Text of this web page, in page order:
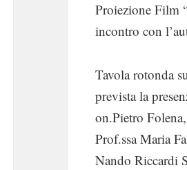
Proiezione Film
incontro con
Tavola rotonda
prevista la
on.Pietro
Prof.ssa Maria
Nando Riccardi